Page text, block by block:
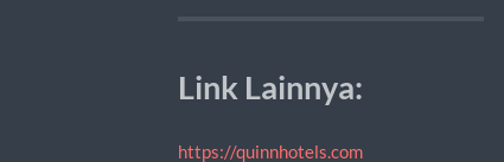
Link Lainnya:
https://quinnhotels.com